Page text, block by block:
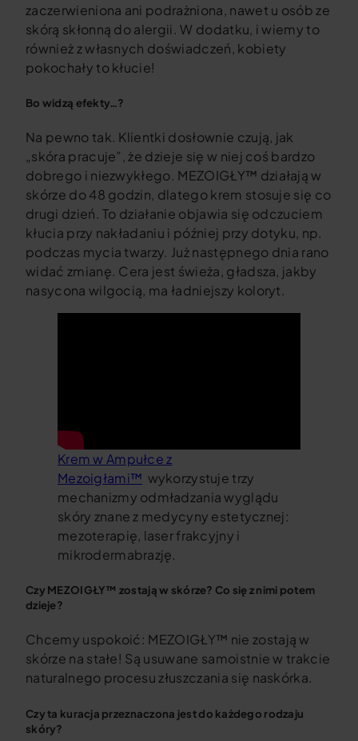
zaczerwieniona ani podrażniona, nawet u osób ze
skórą skłonną do alergii. W dodatku, i wiemy to
również z własnych doświadczeń, kobiety
pokochały to kłucie!
Bo widzą efekty…?
Na pewno tak. Klientki dosłownie czują, jak
„skóra pracuje”, że dzieje się w niej coś bardzo
dobrego i niezwykłego. MEZOIGŁY™ działają w
skórze do 48 godzin, dlatego krem stosuje się co
drugi dzień. To działanie objawia się odczuciem
kłucia przy nakładaniu i później przy dotyku, np.
podczas mycia twarzy. Już następnego dnia rano
widać zmianę. Cera jest świeża, gładsza, jakby
nasycona wilgocią, ma ładniejszy koloryt.
Krem w Ampułce z
Mezoigłami™ wykorzystuje trzy
mechanizmy odmładzania wyglądu
skóry znane z medycyny estetycznej:
mezoterapię, laser frakcyjny i
mikrodermabrazję.
Czy MEZOIGŁY™ zostają w skórze? Co się z nimi potem
dzieje?
Chcemy uspokoić: MEZOIGŁY™ nie zostają w
skórze na stałe! Są usuwane samoistnie w trakcie
naturalnego procesu złuszczania się naskórka.
Czy ta kuracja przeznaczona jest do każdego rodzaju
skóry?